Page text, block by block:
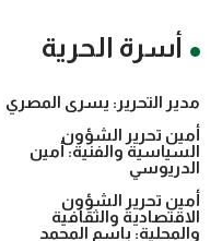
أسرة الحرية
مدير التحرير: يسرى المصري
أمين تحرير الشؤون
السياسية والفنية: أمين
الدريوسي
أمين تحرير الشؤون
الاقتصادية والثقافية
والمحلية: باسم المحمد